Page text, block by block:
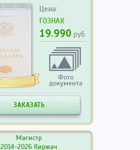
Цена:
ГОЗНАК
19.990 руб.
Фото
документа
ЗАКАЗАТЬ
Магистр
2014-2026 Киржач